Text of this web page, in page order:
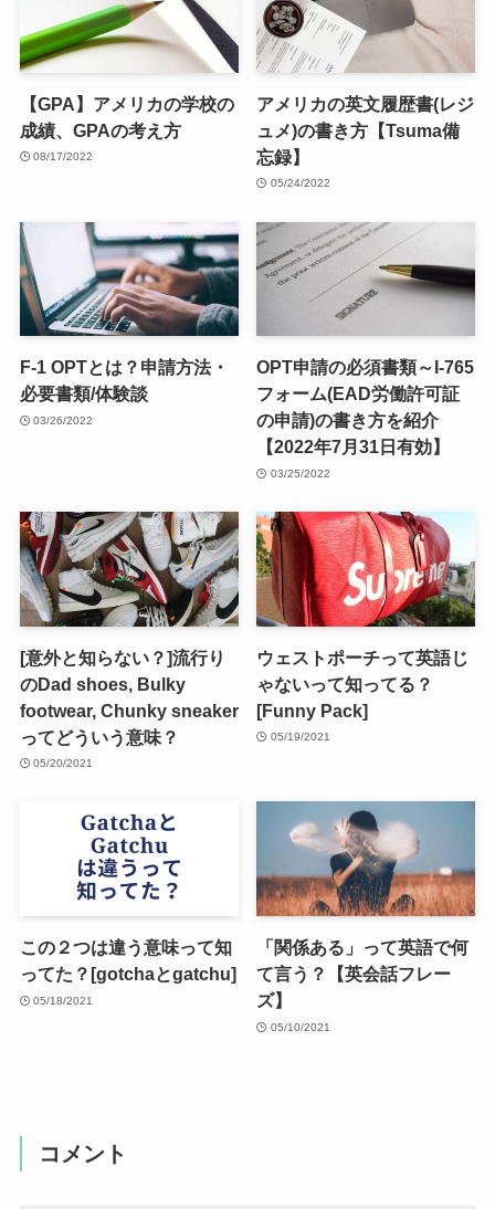
【GPA】アメリカの学校の
成績、GPAの考え方
08/17/2022
アメリカの英文履歴書(レジ
ュメ)の書き方【Tsuma備
忘録】
05/24/2022
F-1 OPTとは？申請方法・
必要書類/体験談
03/26/2022
OPT申請の必須書類～I-765
フォーム(EAD労働許可証
の申請)の書き方を紹介
【2022年7月31日有効】
03/25/2022
[意外と知らない？]流行り
のDad shoes, Bulky
footwear, Chunky sneaker
ってどういう意味？
05/20/2021
ウェストポーチって英語じ
ゃないって知ってる？
[Funny Pack]
05/19/2021
この２つは違う意味って知
ってた？[gotchaとgatchu]
05/18/2021
「関係ある」って英語で何
て言う？【英会話フレー
ズ】
05/10/2021
コメント